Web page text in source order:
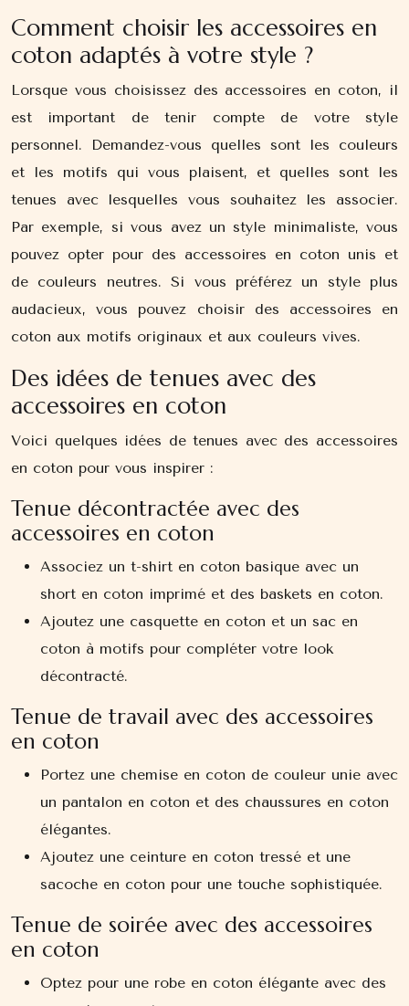
Comment choisir les accessoires en
coton adaptés à votre style ?
Lorsque vous choisissez des accessoires en coton, il
est important de tenir compte de votre style
personnel. Demandez-vous quelles sont les couleurs
et les motifs qui vous plaisent, et quelles sont les
tenues avec lesquelles vous souhaitez les associer.
Par exemple, si vous avez un style minimaliste, vous
pouvez opter pour des accessoires en coton unis et
de couleurs neutres. Si vous préférez un style plus
audacieux, vous pouvez choisir des accessoires en
coton aux motifs originaux et aux couleurs vives.
Des idées de tenues avec des
accessoires en coton
Voici quelques idées de tenues avec des accessoires
en coton pour vous inspirer :
Tenue décontractée avec des
accessoires en coton
Associez un t-shirt en coton basique avec un
short en coton imprimé et des baskets en coton.
Ajoutez une casquette en coton et un sac en
coton à motifs pour compléter votre look
décontracté.
Tenue de travail avec des accessoires
en coton
Portez une chemise en coton de couleur unie avec
un pantalon en coton et des chaussures en coton
élégantes.
Ajoutez une ceinture en coton tressé et une
sacoche en coton pour une touche sophistiquée.
Tenue de soirée avec des accessoires
en coton
Optez pour une robe en coton élégante avec des